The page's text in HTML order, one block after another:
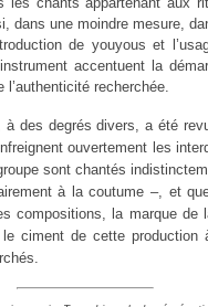
dans une moindre mesure,
de youyous et
accentuent la
l’authenticité recherchée.
à des degrés divers, a été
ouvertement les
sont chantés
à la coutume –, et
compositions, la marque de
le ciment de cette production